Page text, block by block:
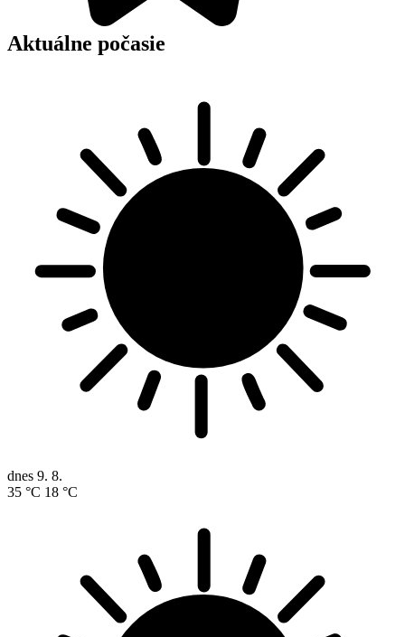
Aktuálne počasie
dnes 9. 8.
35 °C 18 °C